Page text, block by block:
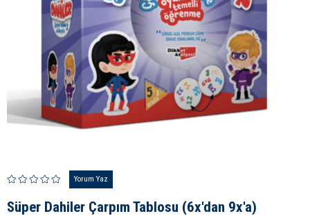
Yorum Yaz
Süper Dahiler Çarpım Tablosu (6x'dan 9x'a)